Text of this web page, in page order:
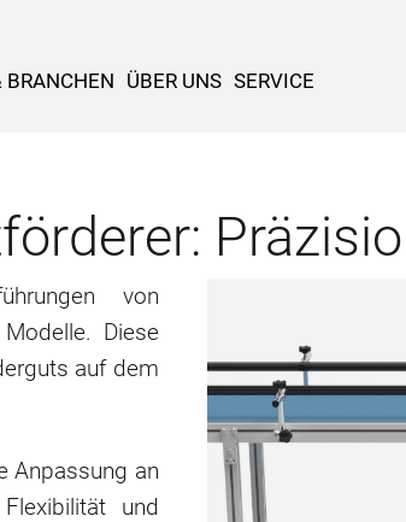
BRANCHEN ÜBER UNS SERVICE
von
Diese
auf dem
Anpassung an
und